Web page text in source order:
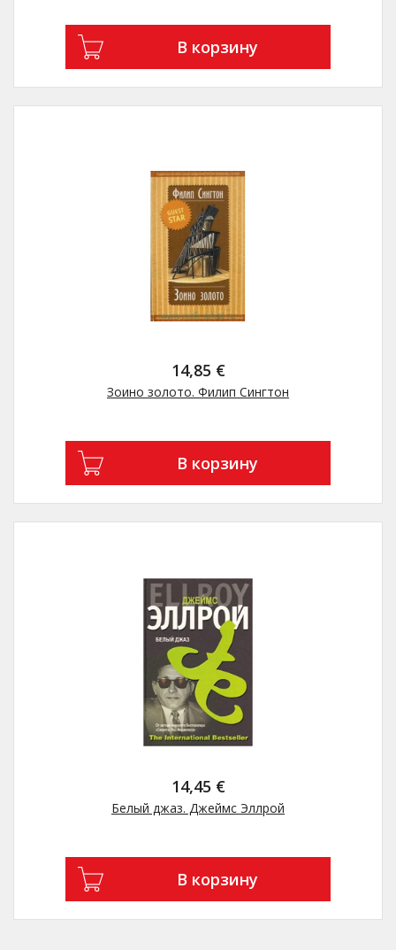
В корзину
14,85 €
Зоино золото. Филип Сингтон
В корзину
14,45 €
Белый джаз. Джеймс Эллрой
В корзину